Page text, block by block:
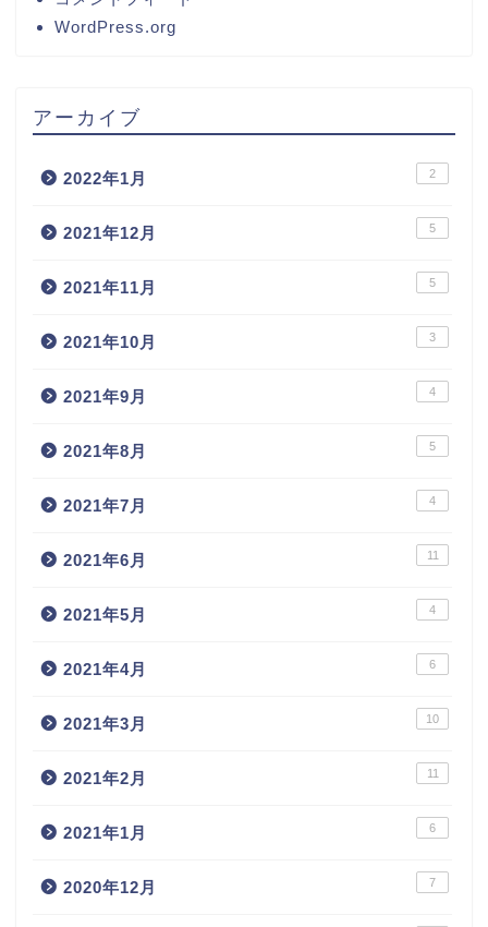
WordPress.org
アーカイブ
2022年1月 2
2021年12月 5
2021年11月 5
2021年10月 3
2021年9月 4
2021年8月 5
2021年7月 4
2021年6月 11
2021年5月 4
2021年4月 6
2021年3月 10
2021年2月 11
2021年1月 6
2020年12月 7